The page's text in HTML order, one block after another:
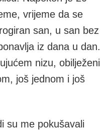
vrijeme da se
san, u san bez
iz dana u dan.
nizu, obilježeni
još jednom i još
su me pokušavali